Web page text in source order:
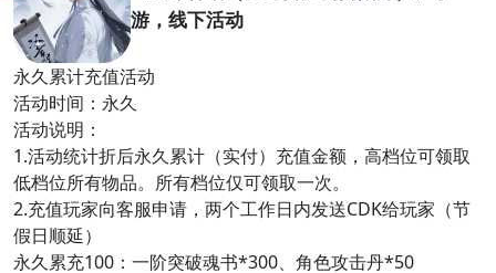
游，线下活动
永久累计充值活动
活动时间：永久
活动说明：
1.活动统计折后永久累计（实付）充值金额，高档位可领取
低档位所有物品。所有档位仅可领取一次。
2.充值玩家向客服申请，两个工作日内发送CDK给玩家（节
假日顺延）
永久累充100：一阶突破魂书*300、角色攻击丹*50